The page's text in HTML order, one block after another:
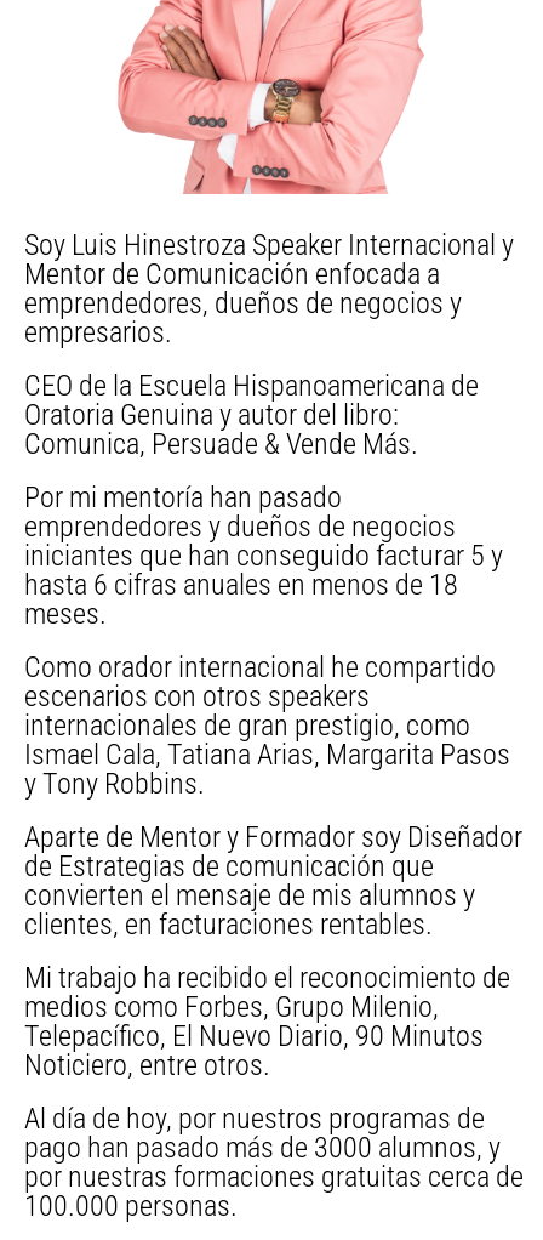
Soy Luis Hinestroza Speaker Internacional y
Mentor de Comunicación enfocada a
emprendedores, dueños de negocios y
empresarios.
CEO de la Escuela Hispanoamericana de
Oratoria Genuina y autor del libro:
Comunica, Persuade & Vende Más.
Por mi mentoría han pasado
emprendedores y dueños de negocios
iniciantes que han conseguido facturar 5 y
hasta 6 cifras anuales en menos de 18
meses.
Como orador internacional he compartido
escenarios con otros speakers
internacionales de gran prestigio, como
Ismael Cala, Tatiana Arias, Margarita Pasos
y Tony Robbins.
Aparte de Mentor y Formador soy Diseñador
de Estrategias de comunicación que
convierten el mensaje de mis alumnos y
clientes, en facturaciones rentables.
Mi trabajo ha recibido el reconocimiento de
medios como Forbes, Grupo Milenio,
Telepacífico, El Nuevo Diario, 90 Minutos
Noticiero, entre otros.
Al día de hoy, por nuestros programas de
pago han pasado más de 3000 alumnos, y
por nuestras formaciones gratuitas cerca de
100.000 personas.